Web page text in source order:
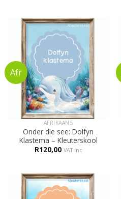
AFRIKAANS
Onder die see: Dolfyn
Klastema – Kleuterskool
R120,00 VAT inc